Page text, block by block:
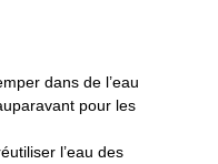
dans de l’eau
pour les
l’eau des